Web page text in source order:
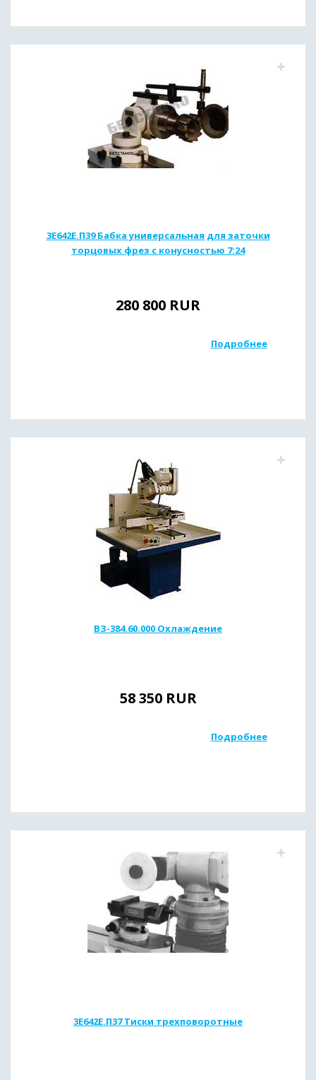
3Е642Е.П39 Бабка универсальная для заточки
торцовых фрез с конусностью 7:24
280 800 RUR
Подробнее
ВЗ-384.60.000 Охлаждение
58 350 RUR
Подробнее
3Е642Е.П37 Тиски трехповоротные